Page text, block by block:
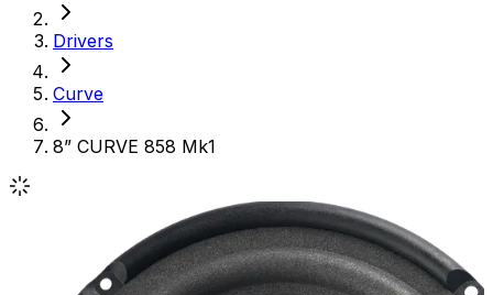
Drivers
Curve
8” CURVE 858 Mk1